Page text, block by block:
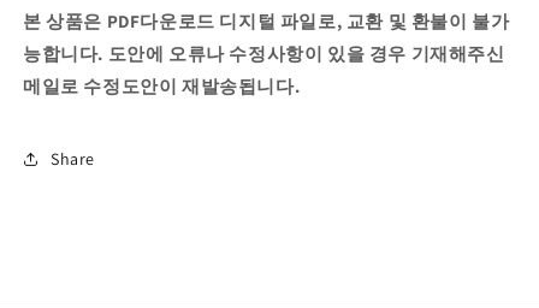
본 상품은 PDF다운로드 디지털 파일로, 교환 및 환불이 불가
능합니다. 도안에 오류나 수정사항이 있을 경우 기재해주신
메일로 수정도안이 재발송됩니다.
Share